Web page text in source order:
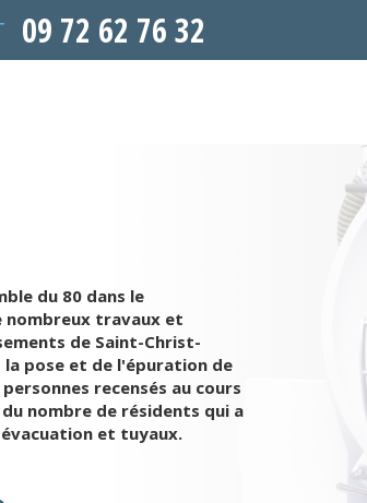
09 72 62 76 32
du 80 dans le
nombreux travaux et
de Saint-Christ-
la pose et de l'épuration de
recensés au cours
nombre de résidents qui a
et tuyaux.